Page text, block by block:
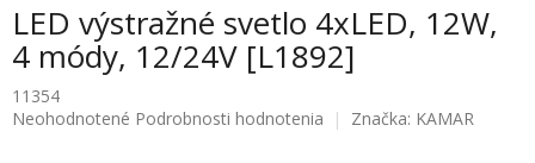
LED výstražné svetlo 4xLED, 12W,
4 módy, 12/24V [L1892]
11354
Priemerné
Neohodnotené Podrobnosti hodnotenia Značka: KAMAR